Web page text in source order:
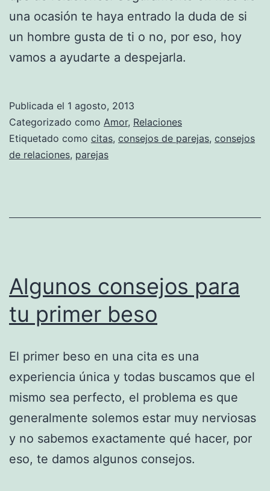
una ocasión te haya entrado la duda de si
un hombre gusta de ti o no, por eso, hoy
vamos a ayudarte a despejarla.
Publicada el 1 agosto, 2013
Categorizado como Amor, Relaciones
Etiquetado como citas, consejos de parejas, consejos
de relaciones, parejas
Algunos consejos para
tu primer beso
El primer beso en una cita es una
experiencia única y todas buscamos que el
mismo sea perfecto, el problema es que
generalmente solemos estar muy nerviosas
y no sabemos exactamente qué hacer, por
eso, te damos algunos consejos.